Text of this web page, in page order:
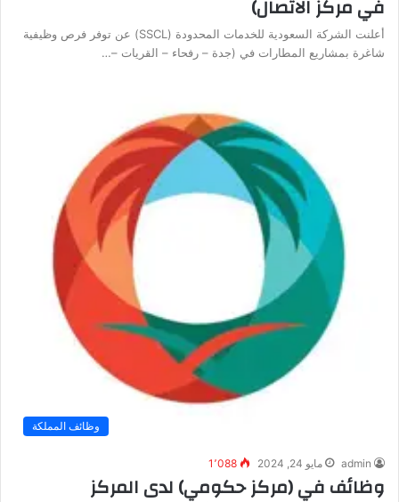
في مركز الاتصال)
أعلنت الشركة السعودية للخدمات المحدودة (SSCL) عن توفر فرص وظيفية
شاغرة بمشاريع المطارات في (جدة – رفحاء – القريات –…
وظائف المملكة
admin مايو 24, 2024 1٬088
وظائف في (مركز حكومي) لدى المركز